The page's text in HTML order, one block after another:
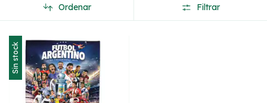
Ordenar Filtrar
Sin stock